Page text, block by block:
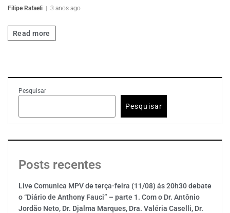
Filipe Rafaeli
3 anos ago
Read more
Pesquisar
Pesquisar
Posts recentes
Live Comunica MPV de terça-feira (11/08) ás 20h30 debate
o “Diário de Anthony Fauci” – parte 1. Com o Dr. Antônio
Jordão Neto, Dr. Djalma Marques, Dra. Valéria Caselli, Dr.